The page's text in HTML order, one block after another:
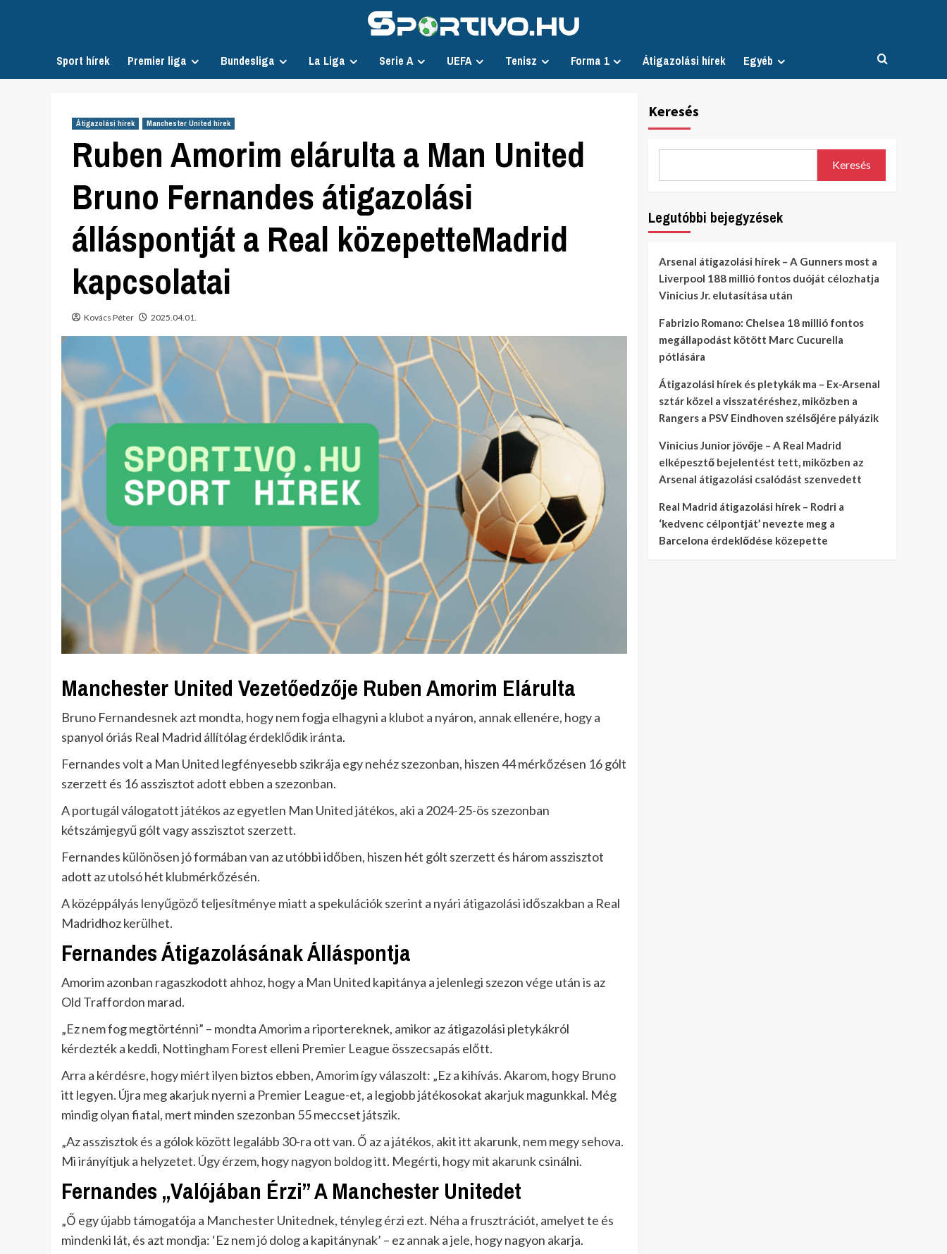
Sport hírek Premier liga Bundesliga La Liga Serie A UEFA Tenisz Forma 1 Átigazolási hírek Egyéb
Átigazolási hírek Manchester United hírek
Ruben Amorim elárulta a Man United
Bruno Fernandes átigazolási
álláspontját a Real közepetteMadrid
kapcsolatai
Kovács Péter 2025.04.01.
Manchester United Vezetőedzője Ruben Amorim Elárulta
Bruno Fernandesnek azt mondta, hogy nem fogja elhagyni a klubot a nyáron, annak ellenére, hogy a
spanyol óriás Real Madrid állítólag érdeklődik iránta.
Fernandes volt a Man United legfényesebb szikrája egy nehéz szezonban, hiszen 44 mérkőzésen 16 gólt
szerzett és 16 asszisztot adott ebben a szezonban.
A portugál válogatott játékos az egyetlen Man United játékos, aki a 2024-25-ös szezonban
kétszámjegyű gólt vagy asszisztot szerzett.
Fernandes különösen jó formában van az utóbbi időben, hiszen hét gólt szerzett és három asszisztot
adott az utolsó hét klubmérkőzésén.
A középpályás lenyűgöző teljesítménye miatt a spekulációk szerint a nyári átigazolási időszakban a Real
Madridhoz kerülhet.
Fernandes Átigazolásának Álláspontja
Amorim azonban ragaszkodott ahhoz, hogy a Man United kapitánya a jelenlegi szezon vége után is az
Old Traffordon marad.
„Ez nem fog megtörténni” – mondta Amorim a riportereknek, amikor az átigazolási pletykákról
kérdezték a keddi, Nottingham Forest elleni Premier League összecsapás előtt.
Arra a kérdésre, hogy miért ilyen biztos ebben, Amorim így válaszolt: „Ez a kihívás. Akarom, hogy Bruno
itt legyen. Újra meg akarjuk nyerni a Premier League-et, a legjobb játékosokat akarjuk magunkkal. Még
mindig olyan fiatal, mert minden szezonban 55 meccset játszik.
„Az asszisztok és a gólok között legalább 30-ra ott van. Ő az a játékos, akit itt akarunk, nem megy sehova.
Mi irányítjuk a helyzetet. Úgy érzem, hogy nagyon boldog itt. Megérti, hogy mit akarunk csinálni.
Fernandes „Valójában Érzi” A Manchester Unitedet
„Ő egy újabb támogatója a Manchester Unitednek, tényleg érzi ezt. Néha a frusztrációt, amelyet te és
mindenki lát, és azt mondja: ‘Ez nem jó dolog a kapitánynak’ – ez annak a jele, hogy nagyon akarja.
Keresés
Keresés
Legutóbbi bejegyzések
Arsenal átigazolási hírek – A Gunners most a
Liverpool 188 millió fontos duóját célozhatja
Vinicius Jr. elutasítása után
Fabrizio Romano: Chelsea 18 millió fontos
megállapodást kötött Marc Cucurella
pótlására
Átigazolási hírek és pletykák ma – Ex-Arsenal
sztár közel a visszatéréshez, miközben a
Rangers a PSV Eindhoven szélsőjére pályázik
Vinicius Junior jövője – A Real Madrid
elképesztő bejelentést tett, miközben az
Arsenal átigazolási csalódást szenvedett
Real Madrid átigazolási hírek – Rodri a
‘kedvenc célpontját’ nevezte meg a
Barcelona érdeklődése közepette